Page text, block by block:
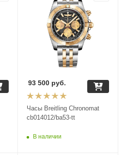
Часы Breitling Chronomat
cb014012/ba53-tt
В наличии
93 500руб.